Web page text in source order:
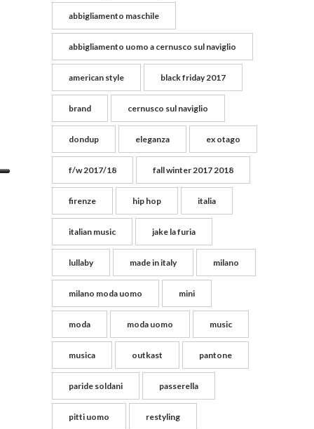
abbigliamento maschile
abbigliamento uomo a cernusco sul naviglio
american style black friday 2017
brand cernusco sul naviglio
dondup eleganza ex otago
f/w 2017/18 fall winter 2017 2018
firenze hip hop italia
italian music jake la furia
lullaby made in italy milano
milano moda uomo mini
moda moda uomo music
musica outkast pantone
paride soldani passerella
pitti uomo restyling